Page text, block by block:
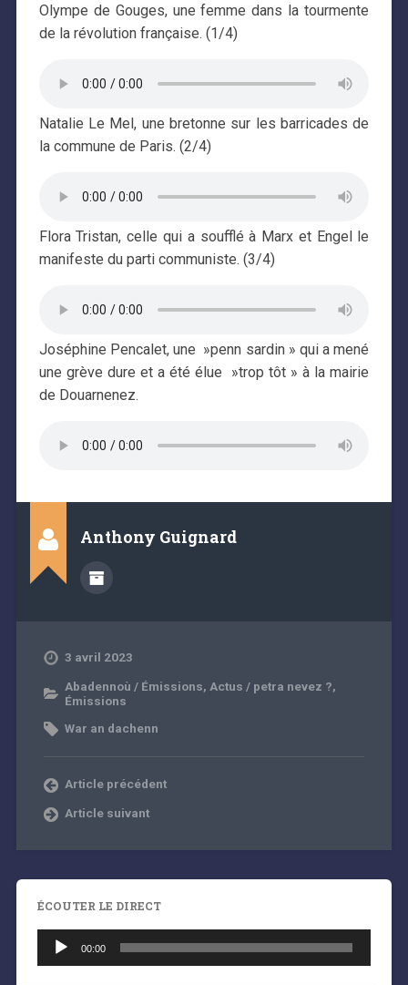
Olympe de Gouges, une femme dans la tourmente
de la révolution française. (1/4)
Natalie Le Mel, une bretonne sur les barricades de
la commune de Paris. (2/4)
Flora Tristan, celle qui a soufflé à Marx et Engel le
manifeste du parti communiste. (3/4)
Joséphine Pencalet, une »penn sardin » qui a mené
une grève dure et a été élue »trop tôt » à la mairie
de Douarnenez.
Anthony Guignard
3 avril 2023
Abadennoù / Émissions, Actus / petra nevez ?,
Émissions
War an dachenn
Article précédent
Article suivant
ÉCOUTER LE DIRECT
audio
00:00